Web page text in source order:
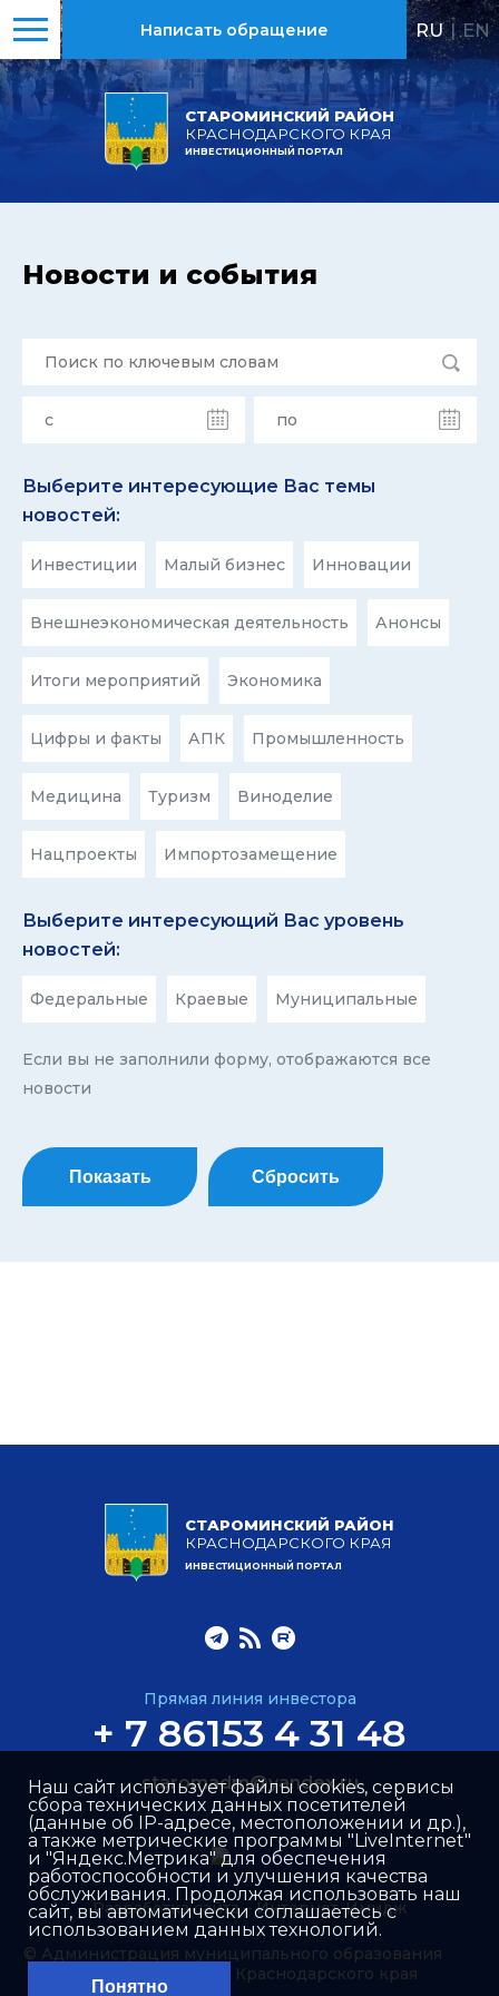
СТАРОМИНСКИЙ РАЙОН
КРАСНОДАРСКОГО КРАЯ
ИНВЕСТИЦИОННЫЙ ПОРТАЛ
Написать обращение RU | EN
Новости и события
Выберите интересующие Вас темы
новостей:
Инвестиции Малый бизнес Инновации
Внешнеэкономическая деятельность Анонсы
Итоги мероприятий Экономика
Цифры и факты АПК Промышленность
Медицина Туризм Виноделие
Нацпроекты Импортозамещение
Выберите интересующий Вас уровень
новостей:
Федеральные Краевые Муниципальные
Если вы не заполнили форму, отображаются все
новости
Показать Сбросить
СТАРОМИНСКИЙ РАЙОН
КРАСНОДАРСКОГО КРАЯ
ИНВЕСТИЦИОННЫЙ ПОРТАЛ
Прямая линия инвестора
+ 7 86153 4 31 48
staromadm@yandex.ru
© Администрация муниципального образования
Староминский район Краснодарского края
Разработка сайта –Интернет-Имидж
Наш сайт использует файлы cookies, сервисы
сбора технических данных посетителей
(данные об IP-адресе, местоположении и др.),
а также метрические программы "LiveInternet"
и "Яндекс.Метрика" для обеспечения
работоспособности и улучшения качества
обслуживания. Продолжая использовать наш
сайт, вы автоматически соглашаетесь с
использованием данных технологий.
Понятно